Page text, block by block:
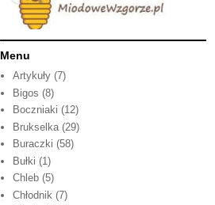
Menu
Artykuły (7)
Bigos (8)
Boczniaki (12)
Brukselka (29)
Buraczki (58)
Bułki (1)
Chleb (5)
Chłodnik (7)